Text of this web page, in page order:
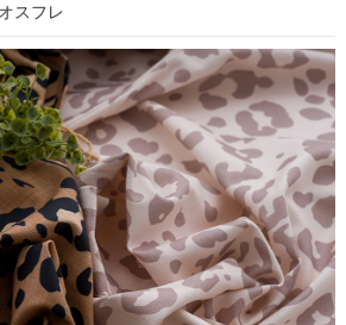
スフレ